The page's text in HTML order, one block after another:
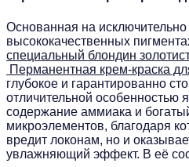
Основанная на
высококачественных
специальный блондин
Перманентная крем-краска
глубокое и гарантированно
отличительной особенностью
содержание аммиака и
микроэлементов, благодаря
вредит локонам, но и
увлажняющий эффект. В её